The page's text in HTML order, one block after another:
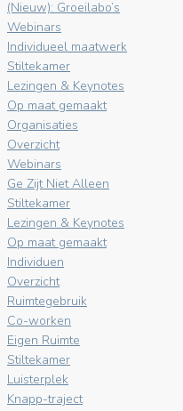
(Nieuw): Groeilabo’s
Webinars
Individueel maatwerk
Stiltekamer
Lezingen & Keynotes
Op maat gemaakt
Organisaties
Overzicht
Webinars
Ge Zijt Niet Alleen
Stiltekamer
Lezingen & Keynotes
Op maat gemaakt
Individuen
Overzicht
Ruimtegebruik
Co-worken
Eigen Ruimte
Stiltekamer
Luisterplek
Knapp-traject